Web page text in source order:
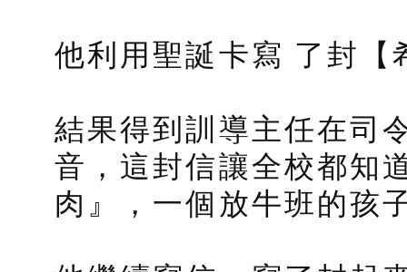
他利用聖誕卡寫 了封
結果得到訓導主任在司
音，這封信讓全校都知
肉』，一個放牛班的孩